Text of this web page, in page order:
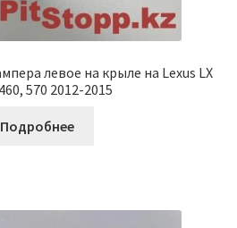
левое на крыле на Lexus LX
570 2012-2015
Подробнее